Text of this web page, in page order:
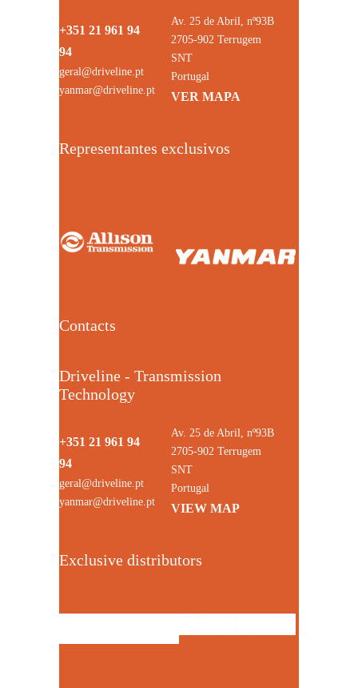
+351 21 961 94
94
geral@driveline.pt
yanmar@driveline.pt
Av. 25 de Abril, nº93B
2705-902 Terrugem
SNT
Portugal
VER MAPA
Representantes exclusivos
Contacts
Driveline - Transmission
Technology
+351 21 961 94
94
geral@driveline.pt
yanmar@driveline.pt
Av. 25 de Abril, nº93B
2705-902 Terrugem
SNT
Portugal
VIEW MAP
Exclusive distributors